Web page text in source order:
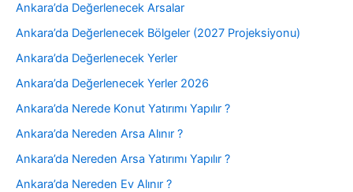
Ankara’da Değerlenecek Arsalar
Ankara’da Değerlenecek Bölgeler (2027 Projeksiyonu)
Ankara’da Değerlenecek Yerler
Ankara’da Değerlenecek Yerler 2026
Ankara’da Nerede Konut Yatırımı Yapılır ?
Ankara’da Nereden Arsa Alınır ?
Ankara’da Nereden Arsa Yatırımı Yapılır ?
Ankara’da Nereden Ev Alınır ?